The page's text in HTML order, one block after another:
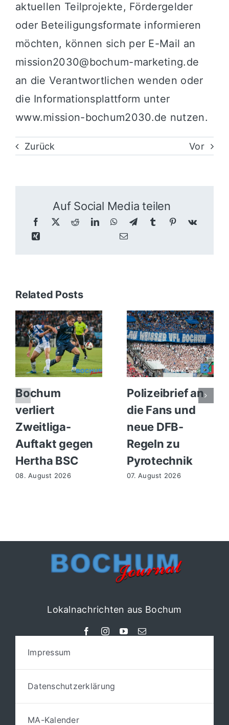
aktuellen Teilprojekte, Fördergelder
oder Beteiligungsformate informieren
möchten, können sich per E-Mail an
mission2030@bochum-marketing.de
an die Verantwortlichen wenden oder
die Informationsplattform unter
www.mission-bochum2030.de nutzen.
Zurück Vor
Auf Social Media teilen
Related Posts
Bochum
verliert
Zweitliga-
Auftakt gegen
Hertha BSC
08. August 2026
Polizeibrief an
die Fans und
neue DFB-
Regeln zu
Pyrotechnik
07. August 2026
Lokalnachrichten aus Bochum
Impressum
Datenschutzerklärung
MA-Kalender